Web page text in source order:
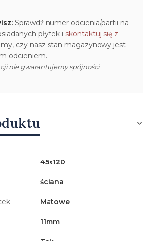
Sprawdź numer odcienia/partii na
płytek i skontaktuj się z
czy nasz stan magazynowy jest
odcieniem.
nie gwarantujemy spójności
45x120
ściana
Matowe
11mm